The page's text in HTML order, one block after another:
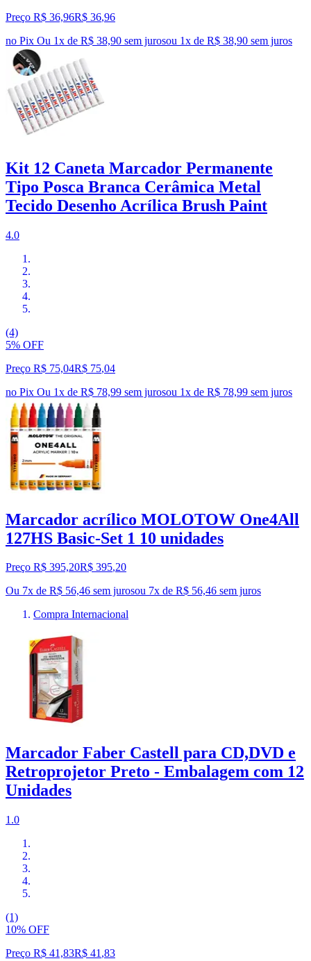
Preço R$ 36,96R$ 36,96
no Pix Ou 1x de R$ 38,90 sem jurosou 1x de R$ 38,90 sem juros
Kit 12 Caneta Marcador Permanente
Tipo Posca Branca Cerâmica Metal
Tecido Desenho Acrílica Brush Paint
4.0
(4)
5% OFF
Preço R$ 75,04R$ 75,04
no Pix Ou 1x de R$ 78,99 sem jurosou 1x de R$ 78,99 sem juros
Marcador acrílico MOLOTOW One4All
127HS Basic-Set 1 10 unidades
Preço R$ 395,20R$ 395,20
Ou 7x de R$ 56,46 sem jurosou 7x de R$ 56,46 sem juros
Compra Internacional
Marcador Faber Castell para CD,DVD e
Retroprojetor Preto - Embalagem com 12
Unidades
1.0
(1)
10% OFF
Preço R$ 41,83R$ 41 ,83